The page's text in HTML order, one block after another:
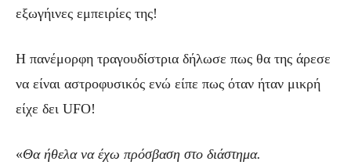
εξωγήινες εμπειρίες της!
Η πανέμορφη τραγουδίστρια δήλωσε πως θα της άρεσε
να είναι αστροφυσικός ενώ είπε πως όταν ήταν μικρή
είχε δει UFO!
«Θα ήθελα να έχω πρόσβαση στο διάστημα.